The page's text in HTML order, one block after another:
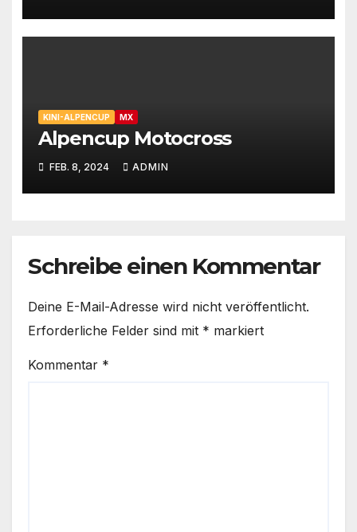
KINI-ALPENCUP MX
Alpencup Motocross
FEB. 8, 2024 ADMIN
Schreibe einen Kommentar
Deine E-Mail-Adresse wird nicht veröffentlicht.
Erforderliche Felder sind mit * markiert
Kommentar *